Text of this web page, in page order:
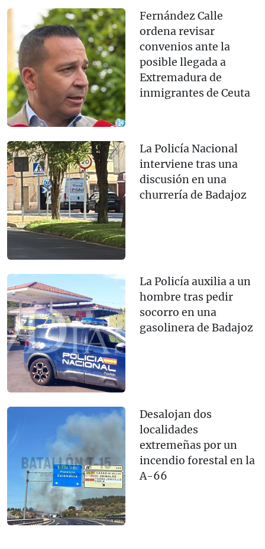
Fernández Calle
ordena revisar
convenios ante la
posible llegada a
Extremadura de
inmigrantes de Ceuta
La Policía Nacional
interviene tras una
discusión en una
churrería de Badajoz
La Policía auxilia a un
hombre tras pedir
socorro en una
gasolinera de Badajoz
Desalojan dos
localidades
extremeñas por un
incendio forestal en la
A-66